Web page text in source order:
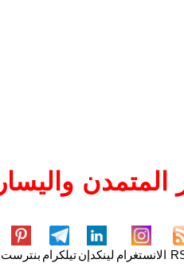
الانستغرام لينكدإنتيلكرام بنترست